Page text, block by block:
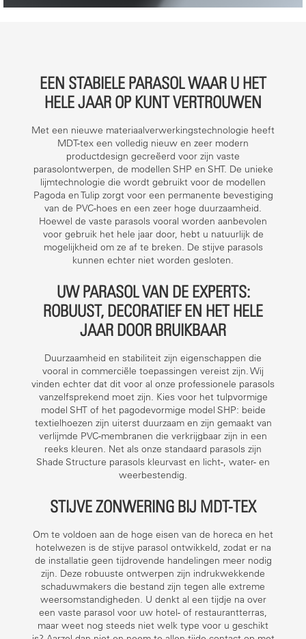
EEN STABIELE PARASOL WAAR U HET
HELE JAAR OP KUNT VERTROUWEN
Met een nieuwe materiaalverwerkingstechnologie heeft
MDT-tex een volledig nieuw en zeer modern
productdesign gecreëerd voor zijn vaste
parasolontwerpen, de modellen SHP en SHT. De unieke
lijmtechnologie die wordt gebruikt voor de modellen
Pagoda en Tulip zorgt voor een permanente bevestiging
van de PVC-hoes en een zeer hoge duurzaamheid.
Hoewel de vaste parasols vooral worden aanbevolen
voor gebruik het hele jaar door, hebt u natuurlijk de
mogelijkheid om ze af te breken. De stijve parasols
kunnen echter niet worden gesloten.
UW PARASOL VAN DE EXPERTS:
ROBUUST, DECORATIEF EN HET HELE
JAAR DOOR BRUIKBAAR
Duurzaamheid en stabiliteit zijn eigenschappen die
vooral in commerciële toepassingen vereist zijn. Wij
vinden echter dat dit voor al onze professionele parasols
vanzelfsprekend moet zijn. Kies voor het tulpvormige
model SHT of het pagodevormige model SHP: beide
textielhoezen zijn uiterst duurzaam en zijn gemaakt van
verlijmde PVC-membranen die verkrijgbaar zijn in een
reeks kleuren. Net als onze standaard parasols zijn
Shade Structure parasols kleurvast en licht-, water- en
weerbestendig.
STIJVE ZONWERING BIJ MDT-TEX
Om te voldoen aan de hoge eisen van de horeca en het
hotelwezen is de stijve parasol ontwikkeld, zodat er na
de installatie geen tijdrovende handelingen meer nodig
zijn. Deze robuuste ontwerpen zijn indrukwekkende
schaduwmakers die bestand zijn tegen alle extreme
weersomstandigheden. U denkt al een tijdje na over
een vaste parasol voor uw hotel- of restaurantterras,
maar weet nog steeds niet welk type voor u geschikt